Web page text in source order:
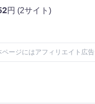
円 (2サイト)
ページにはアフィリエイト広